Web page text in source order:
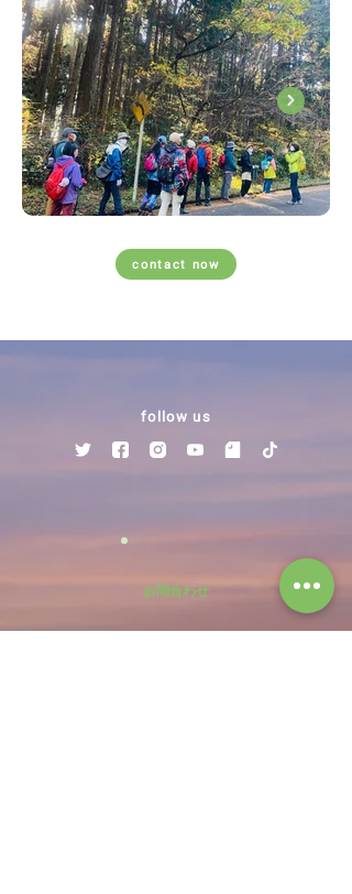
contact now
follow us
お問合わせ